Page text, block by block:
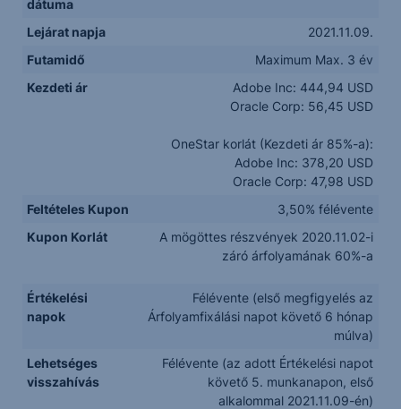
dátuma
Lejárat napja
2021.11.09.
Futamidő
Maximum Max. 3 év
Kezdeti ár
Adobe Inc: 444,94 USD
Oracle Corp: 56,45 USD
OneStar korlát (Kezdeti ár 85%-a):
Adobe Inc: 378,20 USD
Oracle Corp: 47,98 USD
Feltételes Kupon
3,50% félévente
Kupon Korlát
A mögöttes részvények 2020.11.02-i
záró árfolyamának 60%-a
Értékelési
napok
Félévente (első megfigyelés az
Árfolyamfixálási napot követő 6 hónap
múlva)
Lehetséges
visszahívás
Félévente (az adott Értékelési napot
követő 5. munkanapon, első
alkalommal 2021.11.09-én)